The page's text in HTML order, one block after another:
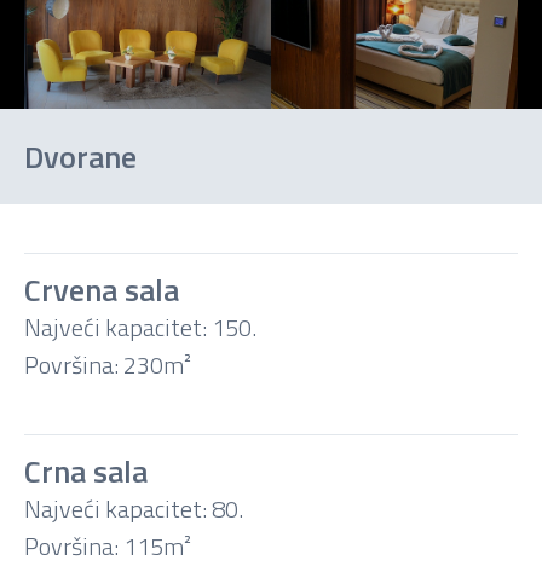
Dvorane
Kino
Konferencija
Crvena sala
Najveći kapacitet: 150.
Površina: 230m²
Crna sala
Najveći kapacitet: 80.
Površina: 115m²